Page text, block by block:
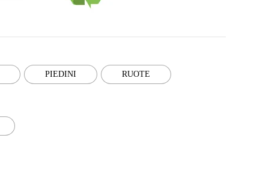
PIEDINI RUOTE